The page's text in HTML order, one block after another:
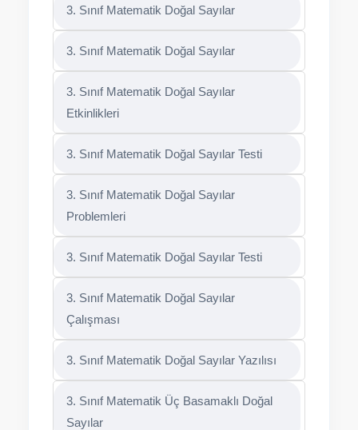
3. Sınıf Matematik Doğal Sayılar
3. Sınıf Matematik Doğal Sayılar
3. Sınıf Matematik Doğal Sayılar
Etkinlikleri
3. Sınıf Matematik Doğal Sayılar Testi
3. Sınıf Matematik Doğal Sayılar
Problemleri
3. Sınıf Matematik Doğal Sayılar Testi
3. Sınıf Matematik Doğal Sayılar
Çalışması
3. Sınıf Matematik Doğal Sayılar Yazılısı
3. Sınıf Matematik Üç Basamaklı Doğal
Sayılar